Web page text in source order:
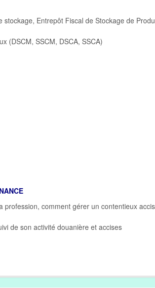
Entrepôt Fiscal de Stockage de
(DSCM, SSCM, DSCA, SSCA)
comment gérer un contentieux
de son activité douanière et accises